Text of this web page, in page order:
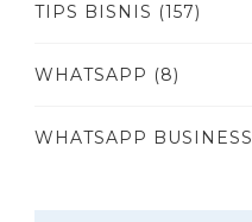
TIPS BISNIS (157)
WHATSAPP (8)
WHATSAPP BUSINESS